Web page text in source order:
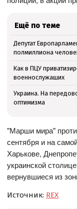
Ещё по теме
Депутат
полмиллиона
Как в ПЦУ
военнослужащих
Украина. На
оптимизма
"Марши мира"
сентября и на
Харькове,
украинской
вернувшиеся из
Источник: REX